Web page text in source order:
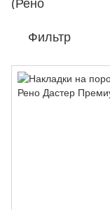
Фильтр